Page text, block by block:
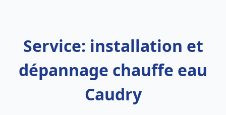
Service: installation et
dépannage chauffe eau
Caudry